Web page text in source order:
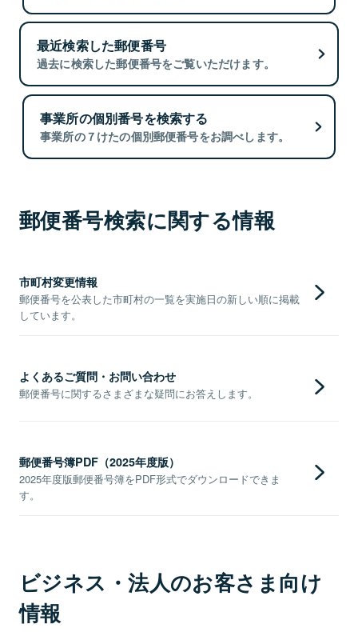
最近検索した郵便番号
過去に検索した郵便番号をご覧いただけます。
事業所の個別番号を検索する
事業所の７けたの個別郵便番号をお調べします。
郵便番号検索に関する情報
市町村変更情報
郵便番号を公表した市町村の一覧を実施日の新しい順に掲載
しています。
よくあるご質問・お問い合わせ
郵便番号に関するさまざまな疑問にお答えします。
郵便番号簿PDF（2025年度版）
2025年度版郵便番号簿をPDF形式でダウンロードできま
す。
ビジネス・法人のお客さま向け
情報